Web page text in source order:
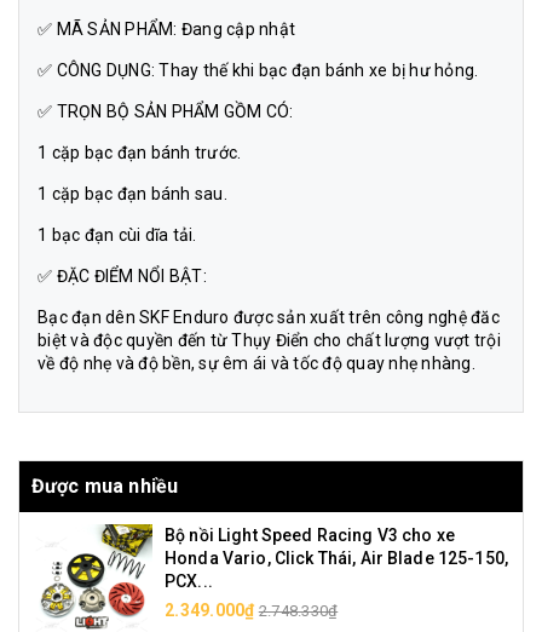
✅ MÃ SẢN PHẨM: Đang cập nhật
✅ CÔNG DỤNG: Thay thế khi bạc đạn bánh xe bị hư hỏng.
✅ TRỌN BỘ SẢN PHẨM GỒM CÓ:
1 cặp bạc đạn bánh trước.
1 cặp bạc đạn bánh sau.
1 bạc đạn cùi dĩa tải.
✅ ĐẶC ĐIỂM NỔI BẬT:
Bạc đạn dên SKF Enduro được sản xuất trên công nghệ đăc
biệt và độc quyền đến từ Thụy Điển cho chất lượng vượt trội
về độ nhẹ và độ bền, sự êm ái và tốc độ quay nhẹ nhàng.
Được mua nhiều
Bộ nồi Light Speed Racing V3 cho xe
Honda Vario, Click Thái, Air Blade 125-150,
PCX...
2.349.000₫ 2.748.330₫